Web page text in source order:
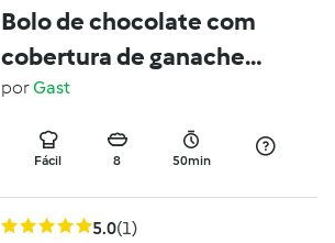
Bolo de chocolate com
cobertura de ganache e
pepitas de morango
desidratado (sem
glutén)
porGast
Fácil 8 50min
5.0(1)